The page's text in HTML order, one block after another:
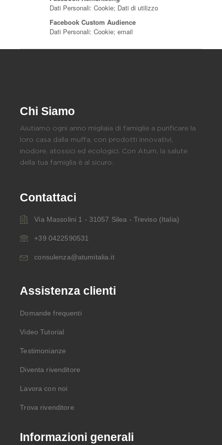
Chi Siamo
Aiutiamo ogni anno migliaia di famiglie a purificare la
loro casa dalla muffa, con prodotti innovativi,
inodore, atossici ed ecologici. Con Atum, la salute
della tua famiglia è al sicuro.
Contattaci
Via Massolini 1 - 31057 Silea - Treviso (Italia)
+39 0422590531
consulenza@atumitalia.it
Assistenza clienti
Domande frequenti
Video Tutorial
Testimonianze
Diventa rivenditore
Lavora con noi
Trova rivenditore
Informazioni generali